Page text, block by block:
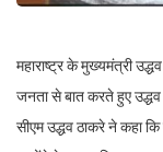
महाराष्ट्र के मुख्यमंत्री
जनता से बात करते हुए उद्धव
सीएम उद्धव ठाकरे ने कहा